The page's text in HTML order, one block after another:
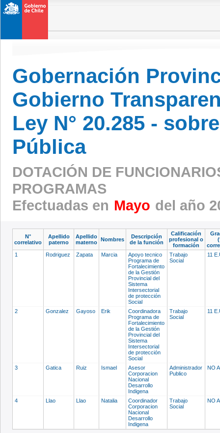
Gobernación
Gobierno
Ley N° 20.285 -
Pública
DOTACIÓN DE
PROGRAMAS
Efectuadas en Mayo del año
N°
correlativo
Apellido
paterno
Apellido
materno Nombres
Descripción
de la función
Calificación
profesional o
formación
1
Rodriguez Zapata Marcia
Apoyo tecnico
Programa de
Fortalecimiento
de la Gestión
Provincial del
Sistema
Intersectorial
de protección
Social
Trabajo
Social
11
2 Gonzalez Gayoso Erik
Coordinadora
Programa de
Fortalecimiento
de la Gestión
Provincial del
Sistema
Intersectorial
de protección
Social
Trabajo
Social
11
3 Gatica Ruiz Ismael
Asesor
Corporacion
Nacional
Desarrollo
Indigena
Administrador
Publico
NO
4 Llao Llao Natalia
Coordinador
Corporacion
Nacional
Desarrollo
Indigena
Trabajo
Social
NO